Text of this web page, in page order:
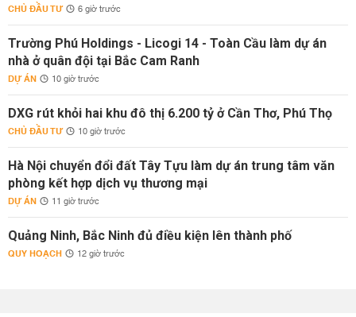
CHỦ ĐẦU TƯ 6 giờ trước
Trường Phú Holdings - Licogi 14 - Toàn Cầu làm dự án
nhà ở quân đội tại Bắc Cam Ranh
DỰ ÁN 10 giờ trước
DXG rút khỏi hai khu đô thị 6.200 tỷ ở Cần Thơ, Phú Thọ
CHỦ ĐẦU TƯ 10 giờ trước
Hà Nội chuyển đổi đất Tây Tựu làm dự án trung tâm văn
phòng kết hợp dịch vụ thương mại
DỰ ÁN 11 giờ trước
Quảng Ninh, Bắc Ninh đủ điều kiện lên thành phố
QUY HOẠCH 12 giờ trước